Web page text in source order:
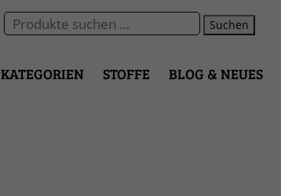
Suchen
KATEGORIEN STOFFE BLOG & NEUES